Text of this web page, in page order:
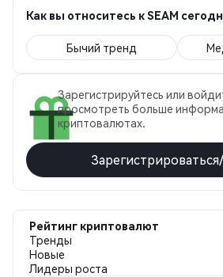
Как вы относитесь к SEAM
Бычий тренд
Зарегистрируйтесь или
просмотреть больше
криптовалютах.
Рейтинг криптовалют
Тренды
Новые
Лидеры роста